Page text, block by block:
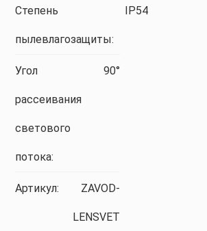
Степень
пылевлагозащиты:
IP54
Угол
рассеивания
светового
потока:
90°
Артикул: ZAVOD-
LENSVET